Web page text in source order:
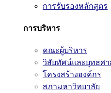
การรับรองหลักสูตร
การบริหาร
คณะผู้บริหาร
วิสัยทัศน์และยุทธศา
โครงสร้างองค์กร
สภามหาวิทยาลัย